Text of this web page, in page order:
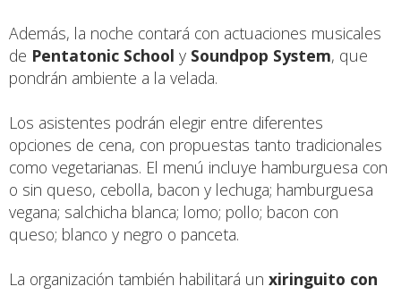
Además, la noche contará con actuaciones musicales
de Pentatonic School y Soundpop System, que
pondrán ambiente a la velada.
Los asistentes podrán elegir entre diferentes
opciones de cena, con propuestas tanto tradicionales
como vegetarianas. El menú incluye hamburguesa con
o sin queso, cebolla, bacon y lechuga; hamburguesa
vegana; salchicha blanca; lomo; pollo; bacon con
queso; blanco y negro o panceta.
La organización también habilitará un xiringuito con